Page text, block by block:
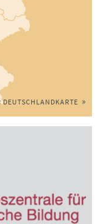
DEUTSCHLANDKARTE